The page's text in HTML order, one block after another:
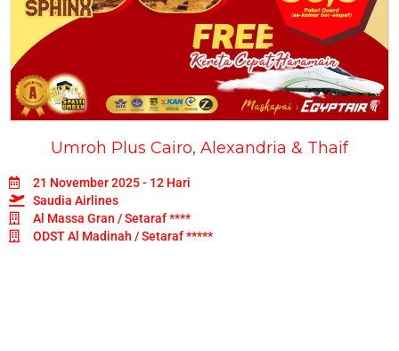
Umroh Plus Cairo, Alexandria & Thaif
21 November 2025 - 12 Hari
Saudia Airlines
Al Massa Gran / Setaraf ****
ODST Al Madinah / Setaraf *****